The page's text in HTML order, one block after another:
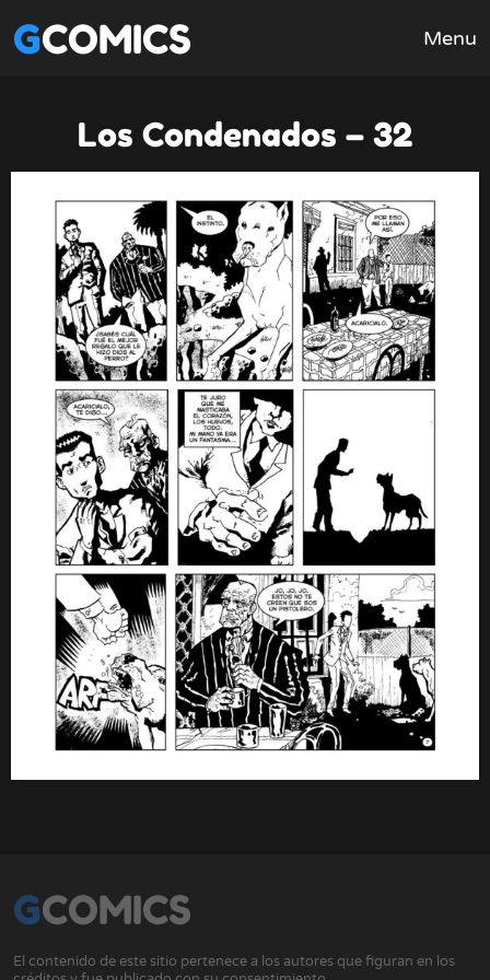
GCOMICS Menu
Los Condenados – 32
GCOMICS
El contenido de este sitio pertenece a los autores que figuran en los